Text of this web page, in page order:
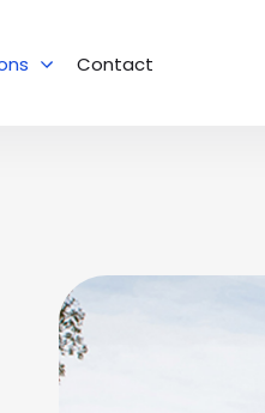
Vacatures
nieuwe uitdaging
Contact